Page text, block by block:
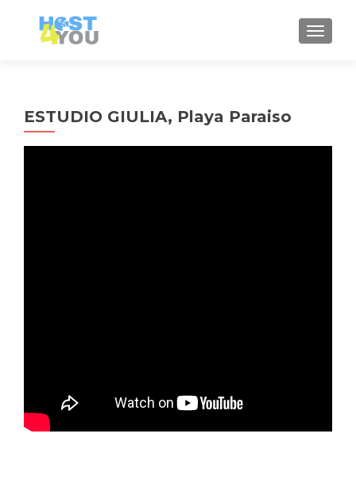
ESTUDIO GIULIA, Playa Paraiso